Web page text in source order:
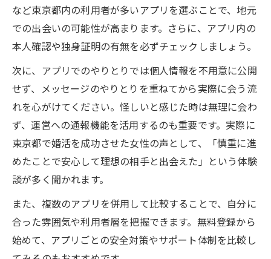
公的サービスが充実した婚活アプリの魅力
東京都マッチングアプリの体験談で比較す
る安心感
女性の婚活で見極めるべきアプリの信頼基
準
大森本町の女性が理想の相手に出会う方法
女性の婚活で理想の相手と出会うための実
践法
東京都マッチングアプリを使った効率的な
出会い方
生活圏で活動する女性の婚活成功ポイント
婚活アプリで大森本町の生活に合う相手探
し
など東京都内の利用者が多いアプリを選ぶことで、地元
での出会いの可能性が高まります。さらに、アプリ内の
本人確認や独身証明の有無を必ずチェックしましょう。
次に、アプリでのやりとりでは個人情報を不用意に公開
せず、メッセージのやりとりを重ねてから実際に会う流
れを心がけてください。怪しいと感じた時は無理に会わ
ず、運営への通報機能を活用するのも重要です。実際に
東京都で婚活を成功させた女性の声として、「慎重に進
めたことで安心して理想の相手と出会えた」という体験
談が多く聞かれます。
また、複数のアプリを併用して比較することで、自分に
合った雰囲気や利用者層を把握できます。無料登録から
始めて、アプリごとの安全対策やサポート体制を比較し